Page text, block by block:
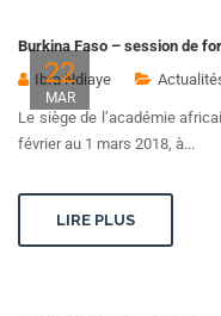
22
MAR
Burkina Faso – session de
Ibra Ndiaye
Le siège de l’académie
février au 1 mars 2018, à...
LIRE PLUS